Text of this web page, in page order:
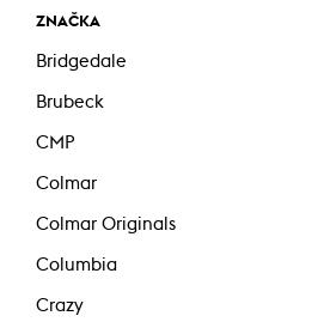
ZNAČKA
Bridgedale
Brubeck
CMP
Colmar
Colmar Originals
Columbia
Crazy